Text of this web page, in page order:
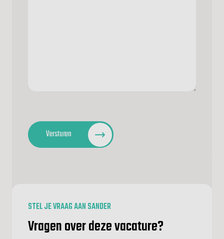
Versturen
STEL JE VRAAG AAN SANDER
Vragen over deze vacature?